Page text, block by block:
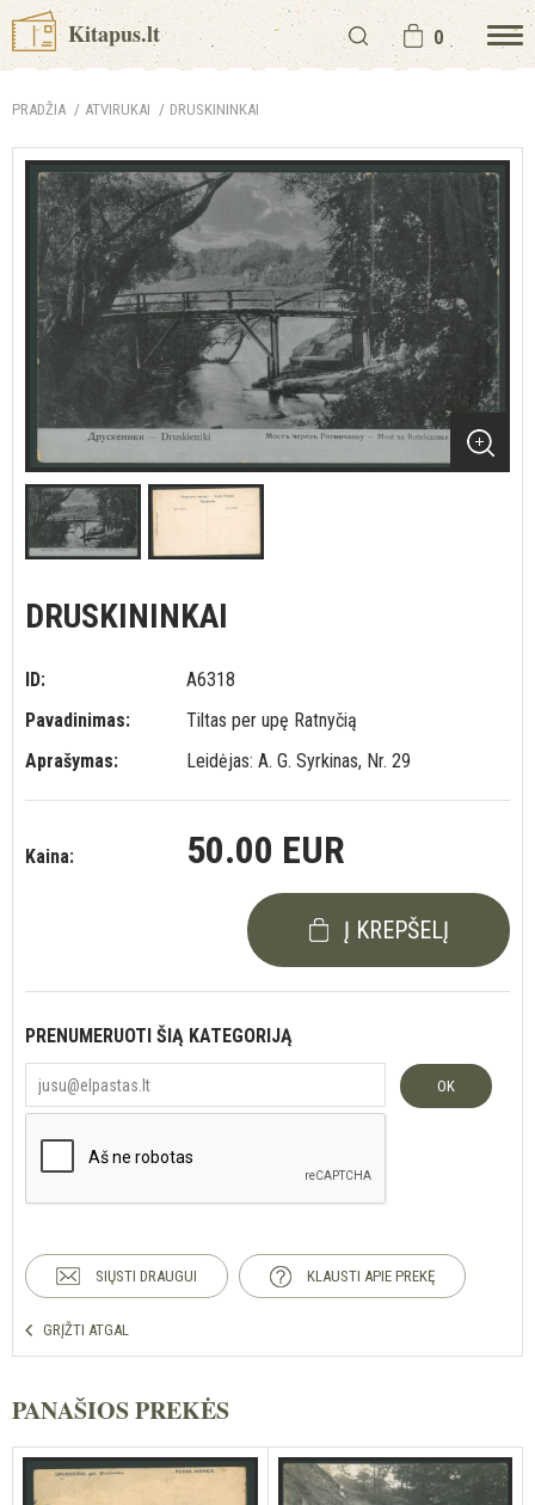
Kitapus.lt 0
PRADŽIA ATVIRUKAI DRUSKININKAI
DRUSKININKAI
ID:
A6318
Pavadinimas:
Tiltas per upę Ratnyčią
Aprašymas:
Leidėjas: A. G. Syrkinas, Nr. 29
Kaina: 50.00 EUR
Į KREPŠELĮ
PRENUMERUOTI ŠIĄ KATEGORIJĄ
OK
SIŲSTI DRAUGUI KLAUSTI APIE PREKĘ
GRĮŽTI ATGAL
PANAŠIOS PREKĖS